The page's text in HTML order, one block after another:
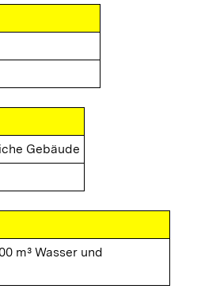
Gebäude
m³ Wasser und